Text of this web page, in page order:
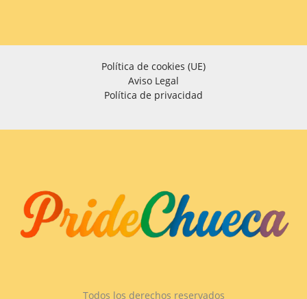
Política de cookies (UE)
Aviso Legal
Política de privacidad
Todos los derechos reservados